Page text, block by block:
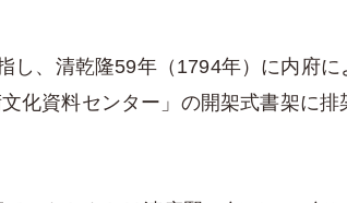
、清乾隆59年（1794年）に内府
資料センター」の開架式書架に排